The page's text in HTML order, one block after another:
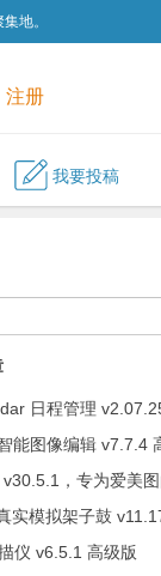
地。
注册
我要投稿
日程管理
能图像编辑 v7.7.4
，专为爱美
实模拟架子鼓
仪 v6.5.1 高级版